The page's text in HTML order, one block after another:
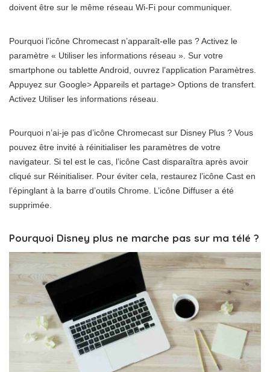
doivent être sur le même réseau Wi-Fi pour communiquer.
Pourquoi l’icône Chromecast n’apparaît-elle pas ? Activez le
paramètre « Utiliser les informations réseau ». Sur votre
smartphone ou tablette Android, ouvrez l’application Paramètres.
Appuyez sur Google> Appareils et partage> Options de transfert.
Activez Utiliser les informations réseau.
Pourquoi n’ai-je pas d’icône Chromecast sur Disney Plus ? Vous
pouvez être invité à réinitialiser les paramètres de votre
navigateur. Si tel est le cas, l’icône Cast disparaîtra après avoir
cliqué sur Réinitialiser. Pour éviter cela, restaurez l’icône Cast en
l’épinglant à la barre d’outils Chrome. L’icône Diffuser a été
supprimée.
Pourquoi Disney plus ne marche pas sur ma télé ?